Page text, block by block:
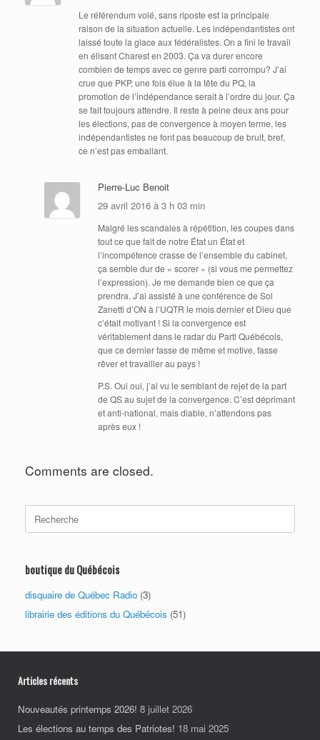
Le référendum volé, sans riposte est la principale
raison de la situation actuelle. Les indépendantistes ont
laissé toute la glace aux fédéralistes. On a fini le travail
en élisant Charest en 2003. Ça va durer encore
combien de temps avec ce genre parti corrompu? J’ai
crue que PKP, une fois élue à la tête du PQ, la
promotion de l’indépendance serait à l’ordre du jour. Ça
se fait toujours attendre. Il reste à peine deux ans pour
les élections, pas de convergence à moyen terme, les
indépendantistes ne font pas beaucoup de bruit, bref,
ce n’est pas emballant.
Pierre-Luc Benoit
29 avril 2016 à 3 h 03 min
Malgré les scandales à répétition, les coupes dans
tout ce que fait de notre État un État et
l’incompétence crasse de l’ensemble du cabinet,
ça semble dur de « scorer » (si vous me permettez
l’expression). Je me demande bien ce que ça
prendra. J’ai assisté à une conférence de Sol
Zanetti d’ON à l’UQTR le mois dernier et Dieu que
c’était motivant ! Si la convergence est
véritablement dans le radar du Parti Québécois,
que ce dernier fasse de même et motive, fasse
rêver et travailler au pays !
P.S. Oui oui, j’ai vu le semblant de rejet de la part
de QS au sujet de la convergence. C’est déprimant
et anti-national, mais diable, n’attendons pas
après eux !
Comments are closed.
Search
for:
boutique du Québécois
disquaire de Québec Radio (3)
librairie des éditions du Québécois (51)
Articles récents
Nouveautés printemps 2026! 8 juillet 2026
Les élections au temps des Patriotes! 18 mai 2025